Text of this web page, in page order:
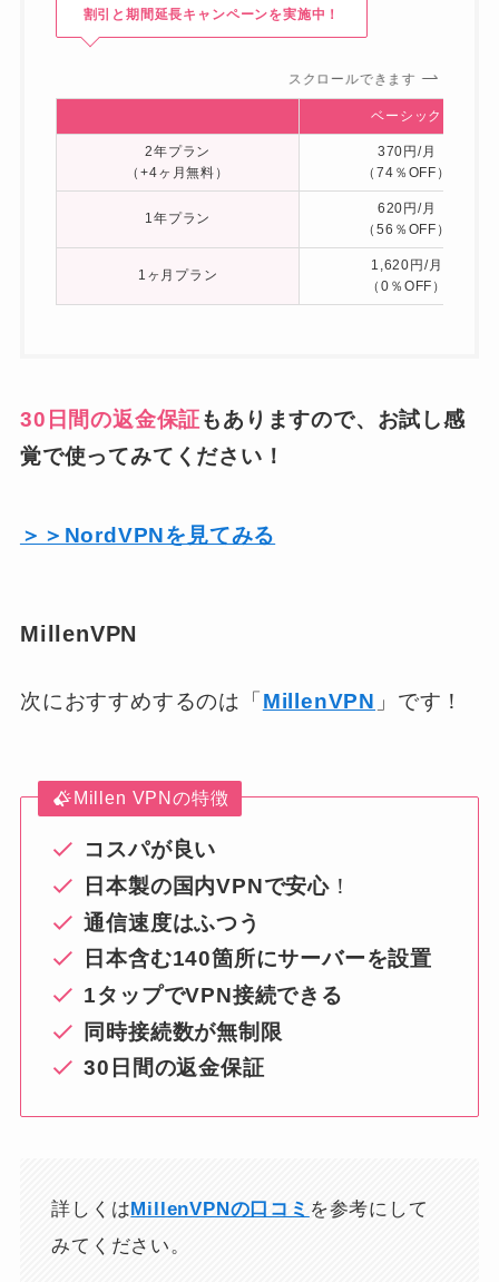
割引と期間延長キャンペーンを実施中！
スクロールできます
ベーシック
2年プラン
（+4ヶ月無料）
370円/月
（74％OFF）
1年プラン
620円/月
（56％OFF）
1ヶ月プラン
1,620円/月
（0％OFF）
30日間の返金保証もありますので、お試し感
覚で使ってみてください！
＞＞NordVPNを見てみる
MillenVPN
次におすすめするのは「MillenVPN 」です！
Millen VPNの特徴
コスパが良い
日本製の国内VPNで安心 ！
通信速度はふつう
日本含む140箇所にサーバーを設置
1タップでVPN接続できる
同時接続数が無制限
30日間の返金保証
詳しくは MillenVPNの口コミ を参考にして
みてください。